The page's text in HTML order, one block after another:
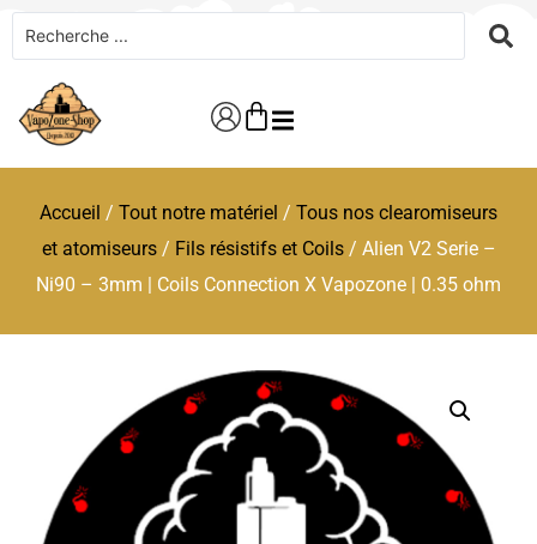
Accueil / Tout notre matériel / Tous nos clearomiseurs
et atomiseurs/ Fils résistifs et Coils/ Alien V2 Serie –
Ni90 – 3mm | Coils Connection X Vapozone | 0.35 ohm